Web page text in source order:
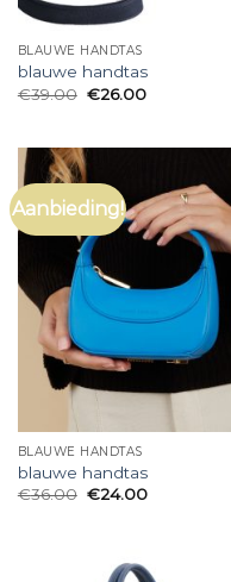
BLAUWE HANDTAS
blauwe handtas
€39.00 €26.00
Aanbieding!
BLAUWE HANDTAS
blauwe handtas
€36.00 €24.00